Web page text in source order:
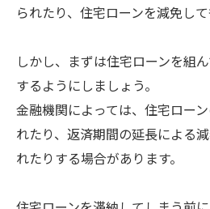
られたり、住宅ローンを減免して
しかし、まずは住宅ローンを組
するようにしましょう。
金融機関によっては、住宅ロー
れたり、返済期間の延長による
れたりする場合があります。